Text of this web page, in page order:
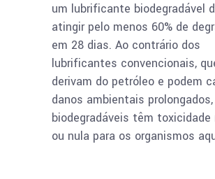
um lubrificante biodegradável
atingir pelo menos 60% de
em 28 dias. Ao contrário dos
lubrificantes convencionais,
derivam do petróleo e podem
danos ambientais
biodegradáveis têm toxicidade
ou nula para os organismos